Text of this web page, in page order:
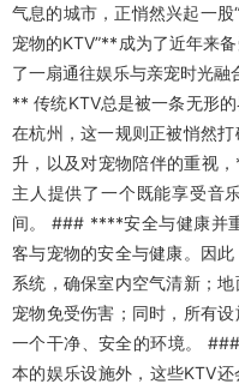
气息的城市，正悄然兴起一
宠物的KTV”**成为了近年来
了一扇通往娱乐与亲宠时光
** 传统KTV总是被一条无形
在杭州，这一规则正被悄然
升，以及对宠物陪伴的重视
主人提供了一个既能享受音
间。 ### ****安全与健康并
客与宠物的安全与健康。因
系统，确保室内空气清新；
宠物免受伤害；同时，所有
一个干净、安全的环境。
本的娱乐设施外，这些KTV